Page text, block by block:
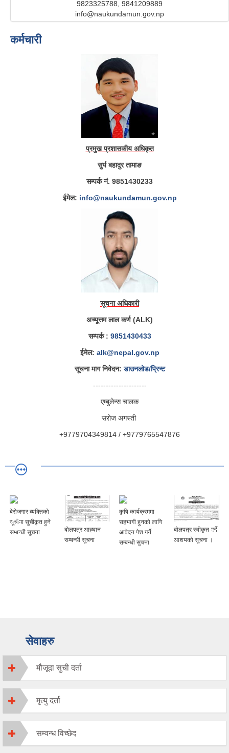
9823325788, 9841209889
info@naukundamun.gov.np
कर्मचारी
प्रमुख प्रशासकीय अधिकृत
सुर्य बहादुर तामाङ
सम्पर्क नं. 9851430233
ईमेल: info@naukundamun.gov.np
सूचना अधिकारी
अच्यूत्तम लाल कर्ण (ALK)
सम्पर्क : 9851430433
ईमेल: alk@nepal.gov.np
सूचना माग निवेदन:डाउनलोड/प्रिन्ट
---------------------
एम्बुलेन्स चालक
सरोज अगस्ती
+9779704349814 / +9779765547876
बेरोजगार व्यक्तिको
सूचीमा सुचीकृत हुने
सम्बन्धी सूचना
बोलपत्र आह्‍वान
सम्बन्धी सूचना
कृषि कार्यक्रममा
सहभागी हुनको लागि
आवेदन पेश गर्ने
सम्बन्धी सुचना
बोलपत्र स्वीकृत गर्ने
आशयको सूचना ।
सेवाहरु
मौजूदा सुची दर्ता
मृत्यु दर्ता
सम्वन्ध विच्छेद